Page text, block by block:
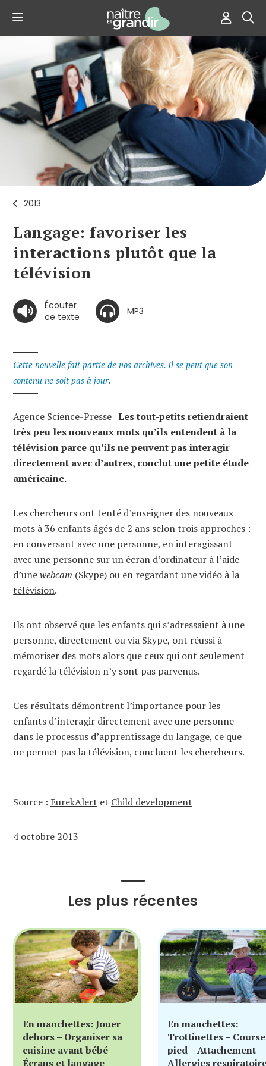
2013
Langage: favoriser les
interactions plutôt que la
télévision
Écouter
ce texte
MP3
Cette nouvelle fait partie de nos archives. Il se peut que son
contenu ne soit pas à jour.
Agence Science-Presse | Les tout-petits retiendraient
très peu les nouveaux mots qu’ils entendent à la
télévision parce qu’ils ne peuvent pas interagir
directement avec d’autres, conclut une petite étude
américaine.
Les chercheurs ont tenté d’enseigner des nouveaux
mots à 36 enfants âgés de 2 ans selon trois approches :
en conversant avec une personne, en interagissant
avec une personne sur un écran d’ordinateur à l’aide
d’unewebcam (Skype) ou en regardant une vidéo à la
télévision.
Ils ont observé que les enfants qui s’adressaient à une
personne, directement ou via Skype, ont réussi à
mémoriser des mots alors que ceux qui ont seulement
regardé la télévision n’y sont pas parvenus.
Ces résultats démontrent l’importance pour les
enfants d’interagir directement avec une personne
dans le processus d’apprentissage du langage, ce que
ne permet pas la télévision, concluent les chercheurs.
Source : EurekAlert et Child development
4 octobre 2013
Les plus récentes
En manchettes: Jouer
dehors – Organiser sa
cuisine avant bébé –
Écrans et langage –
En manchettes:
Trottinettes –
pied – Attachement –
Allergies